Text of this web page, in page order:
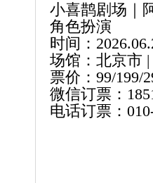
小喜鹊剧场｜
角色扮演
时间：
场馆：北京市
票价：99/199/
微信订票：
电话订票：